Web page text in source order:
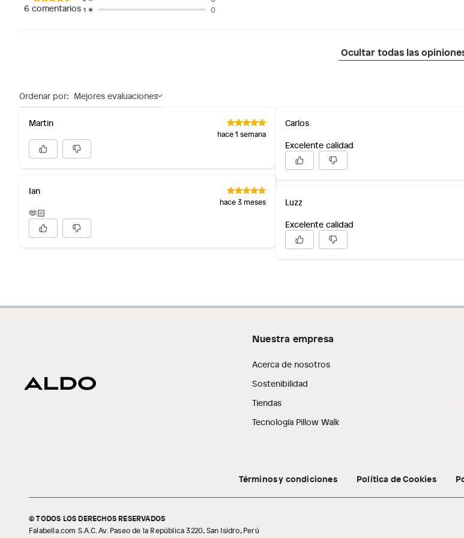
estilo, confort y durabilidad.Además, están disponibles en una variedad de estilos, colores y diseños para
satisfacer sus necesidades estéticas.
6 comentarios 1 0
Ocultar todas las
Ordenar por: Mejores evaluaciones
Martin
hace 1 semana
Ian
hace 3 meses
🫶🏻
Carlos
Excelente calidad
Luzz
Excelente calidad
Nuestra empresa
Acerca de nosotros
Sostenibilidad
Tiendas
Tecnología Pillow Walk
Términos y condiciones Política de Cookies
© TODOS LOS DERECHOS RESERVADOS
Falabella.com S.A.C. Av. Paseo de la República 3220, San Isidro, Perú